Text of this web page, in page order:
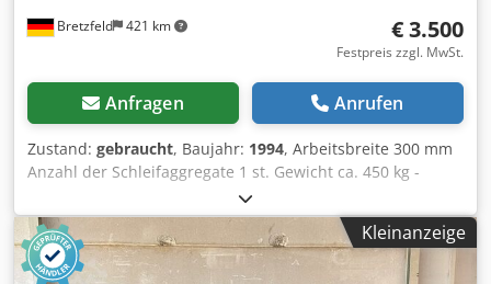
Bretzfeld 421 km € 3.500
Festpreis zzgl. MwSt.
Anfragen Anrufen
Zustand: gebraucht, Baujahr: 1994, Arbeitsbreite 300 mm
Anzahl der Schleifaggregate 1 st. Gewicht ca. 450 kg -
Schleifbbreite: 300 mm - Kombi-Aggregat Walze/Schuh - 2
Vorschubgeschwindigkeiten Dkjdpfx Afozrh Htsajr -
Netzanschluss: 380 V
Kleinanzeige